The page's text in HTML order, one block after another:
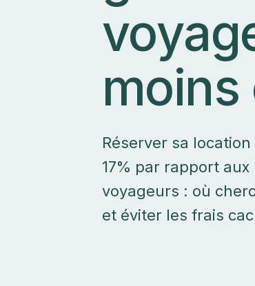
Réserver sa
17% par rapport
voyageurs : où
et éviter les frais